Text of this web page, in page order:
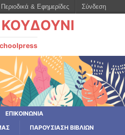
ΕΠΙΚΟΙΝΩΝΙΑ
ΠΑΡΟΥΣΙΑΣΗ ΒΙΒΛΙΩΝ
& Εφημερίδες Σύνδεση